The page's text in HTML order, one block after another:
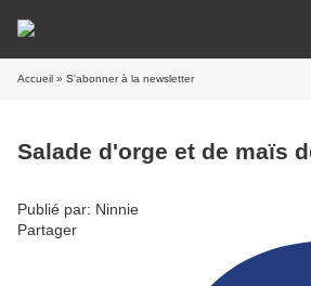
Accueil » S'abonner à la newsletter
Salade d'orge et de maïs
Publié par: Ninnie
Partager